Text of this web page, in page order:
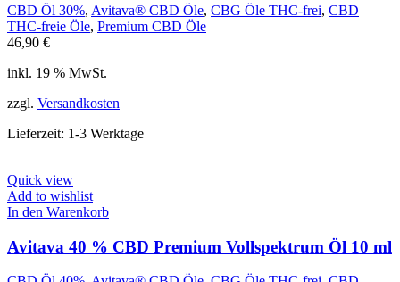
CBD Öl 30%, Avitava® CBD Öle, CBG Öle THC-frei, CBD
THC-freie Öle, Premium CBD Öle
46,90 €
inkl. 19 % MwSt.
zzgl. Versandkosten
Lieferzeit: 1-3 Werktage
Quick view
Add to wishlist
In den Warenkorb
Avitava 40 % CBD Premium Vollspektrum Öl 10 ml